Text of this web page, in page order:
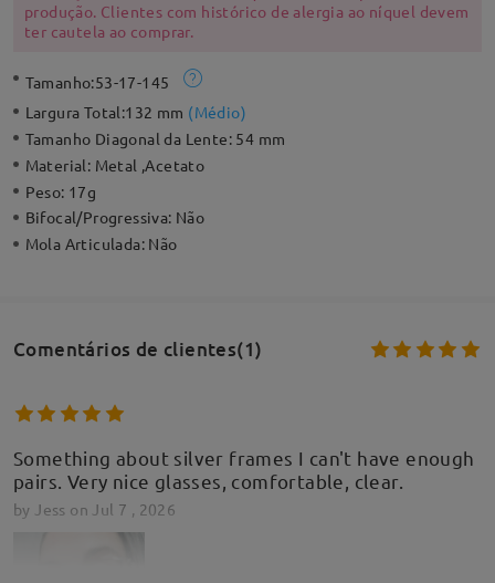
produção. Clientes com histórico de alergia ao níquel devem
ter cautela ao comprar.
Tamanho:53-17-145
Largura Total:132 mm (Médio)
Tamanho Diagonal da Lente: 54 mm
Material: Metal ,Acetato
Peso: 17g
Bifocal/Progressiva: Não
Mola Articulada: Não
Comentários de clientes(1)
Something about silver frames I can't have enough
pairs. Very nice glasses, comfortable, clear.
by Jess on Jul 7 , 2026